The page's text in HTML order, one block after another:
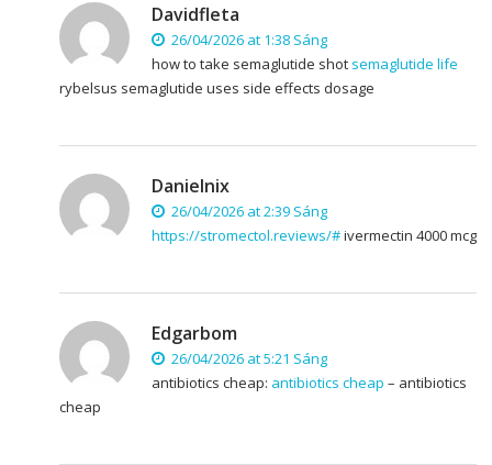
Davidfleta
26/04/2026 at 1:38 Sáng
how to take semaglutide shot semaglutide life
rybelsus semaglutide uses side effects dosage
Danielnix
26/04/2026 at 2:39 Sáng
https://stromectol.reviews/#ivermectin 4000 mcg
Edgarbom
26/04/2026 at 5:21 Sáng
antibiotics cheap: antibiotics cheap – antibiotics
cheap